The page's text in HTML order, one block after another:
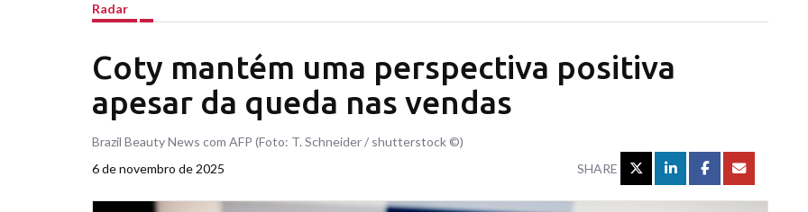
Radar
Coty mantém uma perspectiva positiva
apesar da queda nas vendas
Brazil Beauty News com AFP (Foto: T. Schneider / shutterstock ©)
6 de novembro de 2025
SHARE